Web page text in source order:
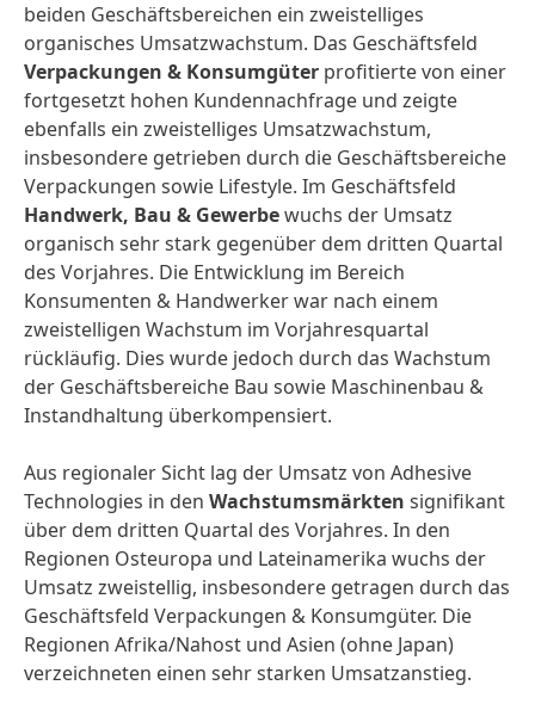
beiden Geschäfts­bereichen ein zweistelliges
organisches Umsatz­wachstum. Das Geschäftsfeld
Verpackungen & Konsumgüter profitierte von einer
fortgesetzt hohen Kunden­nachfrage und zeigte
ebenfalls ein zweistelliges Umsatz­wachstum,
insbesondere getrieben durch die Geschäfts­bereiche
Verpackungen sowie Lifestyle. Im Geschäftsfeld
Handwerk, Bau & Gewerbewuchs der Umsatz
organisch sehr stark gegenüber dem dritten Quartal
des Vorjahres. Die Entwicklung im Bereich
Konsumenten & Handwerker war nach einem
zweistelligen Wachstum im Vorjahres­quartal
rückläufig. Dies wurde jedoch durch das Wachstum
der Geschäfts­bereiche Bau sowie Maschinenbau &
Instand­haltung überkompensiert.
Aus regionaler Sicht lag der Umsatz von Adhesive
Technologies in den Wachstums­märkten signifikant
über dem dritten Quartal des Vorjahres. In den
Regionen Osteuropa und Latein­amerika wuchs der
Umsatz zweistellig, insbesondere getragen durch das
Geschäftsfeld Verpackungen & Konsumgüter. Die
Regionen Afrika/Nahost und Asien (ohne Japan)
verzeichneten einen sehr starken Umsatzanstieg.